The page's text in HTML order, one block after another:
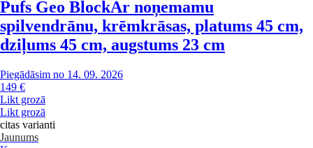
Pufs Geo BlockAr noņemamu
spilvendrānu, krēmkrāsas, platums 45 cm,
dziļums 45 cm, augstums 23 cm
Piegādāsim no 14. 09. 2026
149 €
Likt grozā
Likt grozā
citas varianti
Jaunums